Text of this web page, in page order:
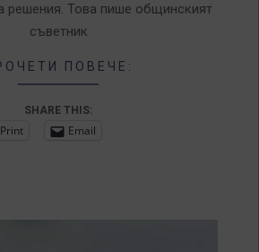
решения. Това пише общинският
съветник
ПОВЕЧЕ:
SHARE THIS:
Print Email